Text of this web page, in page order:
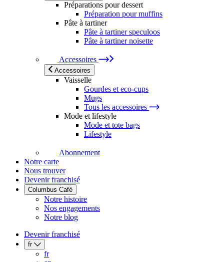
Préparations pour dessert
Préparation pour muffins
Pâte à tartiner
Pâte à tartiner speculoos
Pâte à tartiner noisette
Accessoires
Accessoires
Vaisselle
Gourdes et eco-cups
Mugs
Tous les accessoires
Mode et lifestyle
Mode et tote bags
Lifestyle
Abonnement
Notre carte
Nous trouver
Devenir franchisé
Columbus Café
Notre histoire
Nos engagements
Notre blog
Devenir franchisé
fr
fr